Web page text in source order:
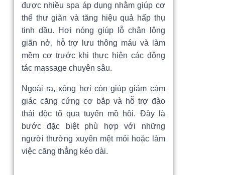
được nhiều spa áp dụng nhằm giúp cơ
thể thư giãn và tăng hiệu quả hấp thụ
tinh dầu. Hơi nóng giúp lỗ chân lông
giãn nở, hỗ trợ lưu thông máu và làm
mềm cơ trước khi thực hiện các động
tác massage chuyên sâu.
Ngoài ra, xông hơi còn giúp giảm cảm
giác căng cứng cơ bắp và hỗ trợ đào
thải độc tố qua tuyến mồ hôi. Đây là
bước đặc biệt phù hợp với những
người thường xuyên mệt mỏi hoặc làm
việc căng thẳng kéo dài.